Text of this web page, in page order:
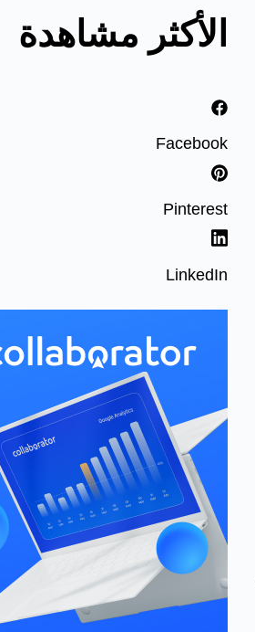
الأكثر مشاهدة
Facebook
Pinterest
LinkedIn